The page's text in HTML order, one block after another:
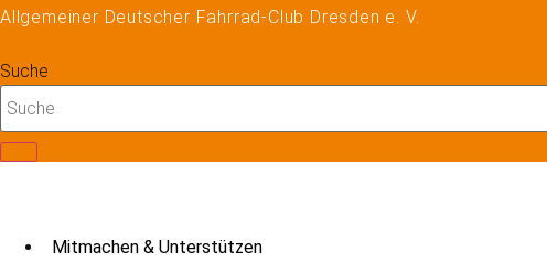
Zum
springen
Allgemeiner Deutscher Fahrrad-Club Dresden e. V.
Suche
Mitmachen & Unterstützen